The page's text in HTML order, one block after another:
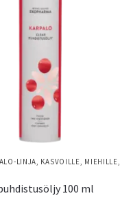
LINJA, KASVOILLE, MIEHILLE,
100 ml